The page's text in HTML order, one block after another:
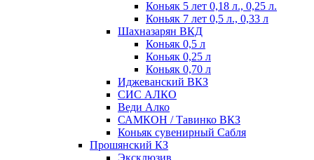
Коньяк 5 лет 0,18 л., 0,25 л.
Коньяк 7 лет 0,5 л., 0,33 л
Шахназарян ВКД
Коньяк 0,5 л
Коньяк 0,25 л
Коньяк 0,70 л
Иджеванский ВКЗ
СИС АЛКО
Веди Алко
САМКОН / Тавинко ВКЗ
Коньяк сувенирный Сабля
Прошянский КЗ
Эксклюзив